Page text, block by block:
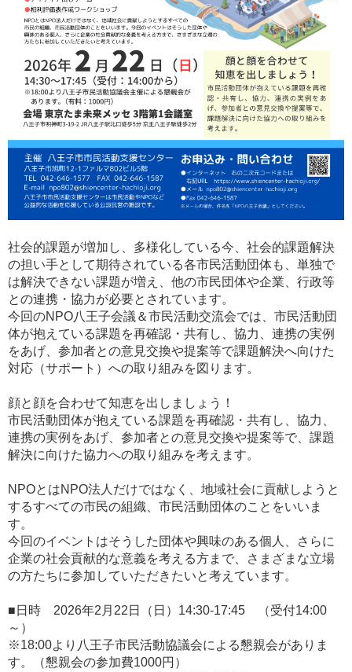
社会的課題が増加し、多様化している今、社会的課題解決
の担い手として期待されている各市民活動団体も、単独で
は解決できない課題が増え、他の市民団体や企業、行政等
との連携・協力が必要とされています。
今回のNPO八王子会議＆市民活動交流会では、市民活動団
体が抱えている課題を再確認・共有し、協力、連携の実例
をあげ、参加者との意見交換や提案等で課題解決へ向けた
対応（サポート）への取り組みを図ります。
顔と顔を合わせて知恵を出しましょう！
市民活動団体が抱えている課題を再確認・共有し、協力、
連携の実例をあげ、参加者との意見交換や提案等で、課題
解決に向けた協力への取り組みを考えます。
NPOとはNPO法人だけではなく、地域社会に貢献しようと
するすべての市民の組織、市民活動団体のことをいいま
す。
今回のイベントはそうした団体や興味のある個人、さらに
企業の社会貢献的な意義を考える方まで、さまざまな立場
の方たちに参加していただきたいと考えています。
■日時 2026年2月22日（日）14:30-17:45 （受付14:00
～）
※18:00より八王子市民活動協議会による懇親会がありま
す。（懇親会の参加費1000円）